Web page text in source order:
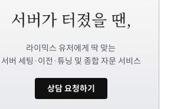
라이믹스 유저에게 딱 맞는
서버 세팅·이전·튜닝 및 종합 자문 서비스
상담 요청하기